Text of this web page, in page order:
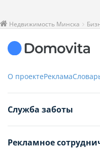
Недвижимость Минска
О проектеРеклама
Служба заботы
+375 29 376-13-70
+375 33 376-13-70
Рекламное